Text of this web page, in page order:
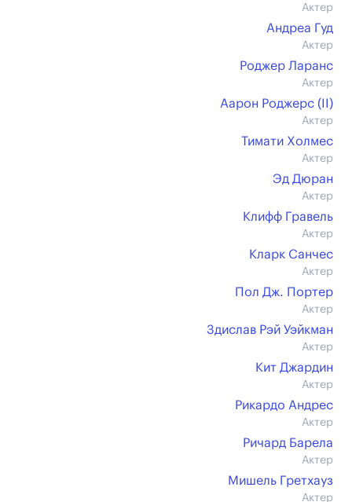
Актер
Андреа Гуд
Актер
Роджер Ларанс
Актер
Аарон Роджерс (II)
Актер
Тимати Холмес
Актер
Эд Дюран
Актер
Клифф Гравель
Актер
Кларк Санчес
Актер
Пол Дж. Портер
Актер
Здислав Рэй Уэйкман
Актер
Кит Джардин
Актер
Рикардо Андрес
Актер
Ричард Барела
Актер
Мишель Гретхауз
Актер